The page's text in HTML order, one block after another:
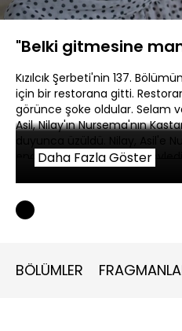
Sesi
Aç
"Belki gitmesine
Kızılcık Şerbeti'nin 137.
için bir restorana gitti.
görünce şoke oldular. Selam
Asil, Nilay'ın Nursema'nın
duyunca üzüldü. Nilay, Asil'e
engellemesi gerektiğini söyledi.
Daha Fazla Göster
BÖLÜMLER